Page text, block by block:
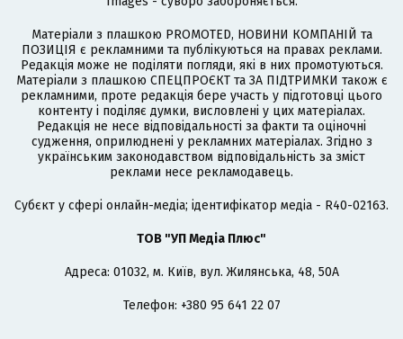
Матеріали з плашкою PROMOTED, НОВИНИ КОМПАНІЙ та
ПОЗИЦІЯ є рекламними та публікуються на правах реклами.
Редакція може не поділяти погляди, які в них промотуються.
Матеріали з плашкою СПЕЦПРОЄКТ та ЗА ПІДТРИМКИ також є
рекламними, проте редакція бере участь у підготовці цього
контенту і поділяє думки, висловлені у цих матеріалах.
Редакція не несе відповідальності за факти та оціночні
судження, оприлюднені у рекламних матеріалах. Згідно з
українським законодавством відповідальність за зміст
реклами несе рекламодавець.
Cубєкт у сфері онлайн-медіа; ідентифікатор медіа - R40-02163.
ТОВ "УП Медіа Плюс"
Адреса: 01032, м. Київ, вул. Жилянська, 48, 50А
Телефон: +380 95 641 22 07